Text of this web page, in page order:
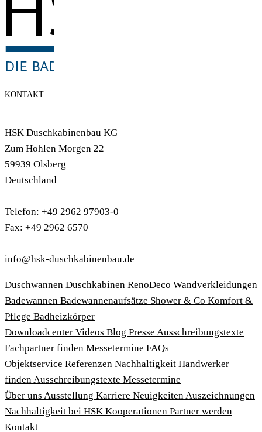
KONTAKT
HSK Duschkabinenbau KG
Zum Hohlen Morgen 22
59939 Olsberg
Deutschland
Telefon: +49 2962 97903-0
Fax: +49 2962 6570
info@hsk-duschkabinenbau.de
Duschwannen Duschkabinen RenoDeco Wandverkleidungen
Badewannen Badewannenaufsätze Shower & Co Komfort &
Pflege Badheizkörper
Download­center Videos Blog Presse Ausschreibungstexte
Fachpartner finden Messetermine FAQs
Objektservice Referenzen Nachhaltigkeit Handwerker
finden Ausschreibungstexte Messetermine
Über uns Ausstellung Karriere Neuigkeiten Auszeichnungen
Nachhaltigkeit bei HSK Kooperationen Partner werden
Kontakt